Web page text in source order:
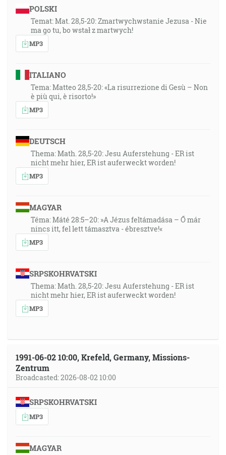
POLSKI
Temat: Mat. 28,5-20: Zmartwychwstanie Jezusa - Nie
ma go tu, bo wstał z martwych!
MP3
ITALIANO
Tema: Matteo 28,5-20: «La risurrezione di Gesù – Non
è più qui, è risorto!»
MP3
DEUTSCH
Thema: Math. 28,5-20: Jesu Auferstehung - ER ist
nicht mehr hier, ER ist auferweckt worden!
MP3
MAGYAR
Téma: Máté 28:5–20: »A Jézus feltámadása – Ő már
nincs itt, fel lett támasztva - ébresztve!«
MP3
SRPSKOHRVATSKI
Thema: Math. 28,5-20: Jesu Auferstehung - ER ist
nicht mehr hier, ER ist auferweckt worden!
MP3
1991-06-02 10:00, Krefeld, Germany, Missions-
Zentrum
Broadcasted: 2026-08-02 10:00
SRPSKOHRVATSKI
MP3
MAGYAR